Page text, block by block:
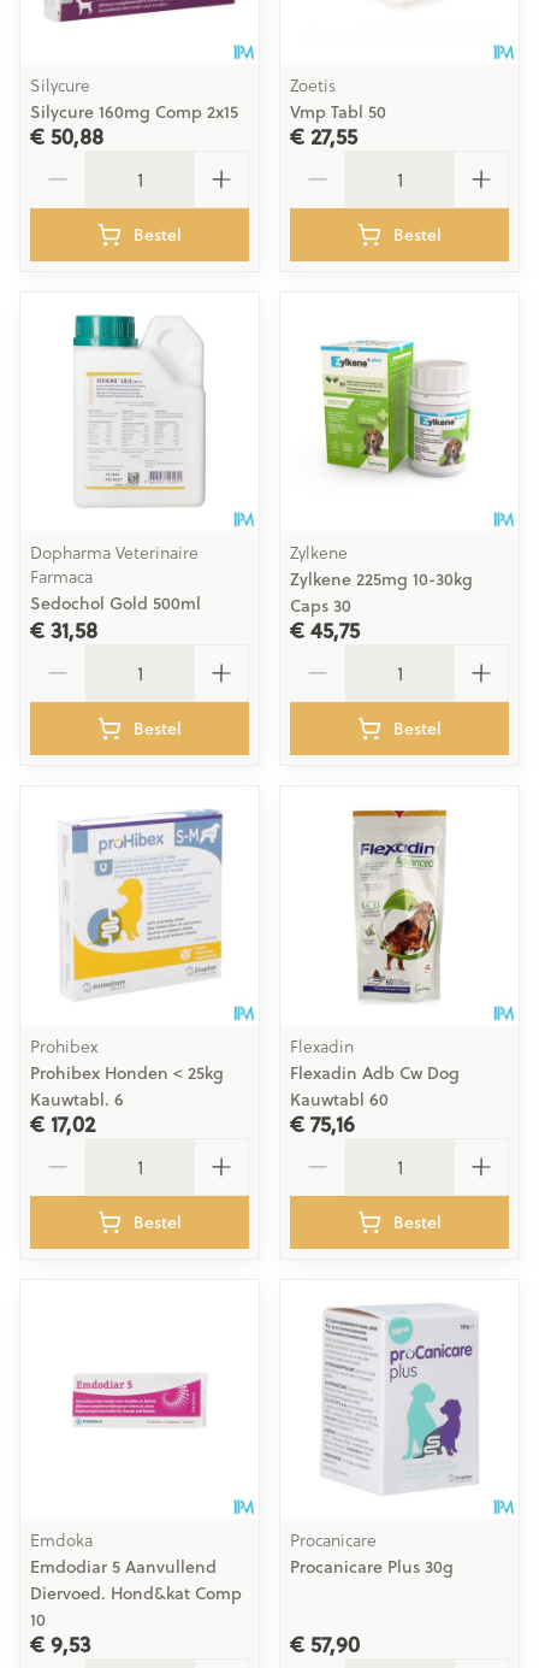
Silycure
Silycure 160mg Comp 2x15
€ 50,88
Bestel
Zoetis
Vmp Tabl 50
€ 27,55
Bestel
Dopharma Veterinaire
Farmaca
Sedochol Gold 500ml
€ 31,58
Bestel
Zylkene
Zylkene 225mg 10-30kg
Caps 30
€ 45,75
Bestel
Prohibex
Prohibex Honden < 25kg
Kauwtabl. 6
€ 17,02
Bestel
Flexadin
Flexadin Adb Cw Dog
Kauwtabl 60
€ 75,16
Bestel
Emdoka
Emdodiar 5 Aanvullend
Diervoed. Hond&kat Comp
10
€ 9,53
Procanicare
Procanicare Plus 30g
€ 57,90